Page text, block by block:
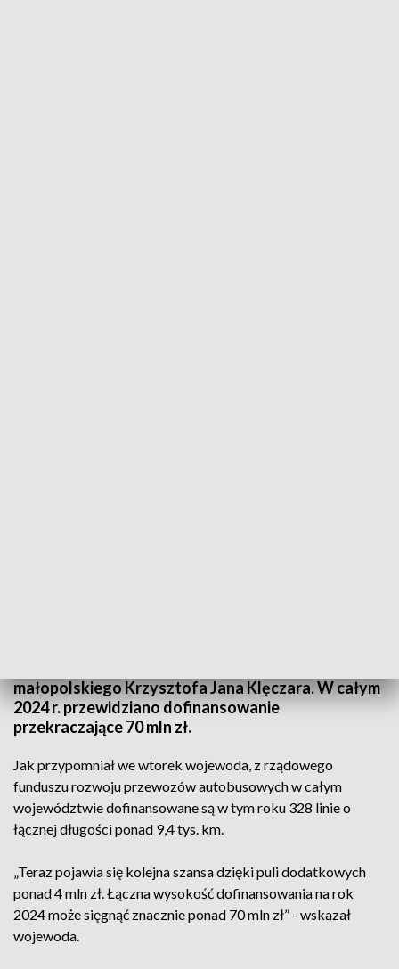
małopolskiego Krzysztofa Jana Klęczara. W całym
2024 r. przewidziano dofinansowanie
przekraczające 70 mln zł.
Jak przypomniał we wtorek wojewoda, z rządowego
funduszu rozwoju przewozów autobusowych w całym
województwie dofinansowane są w tym roku 328 linie o
łącznej długości ponad 9,4 tys. km.
„Teraz pojawia się kolejna szansa dzięki puli dodatkowych
ponad 4 mln zł. Łączna wysokość dofinansowania na rok
2024 może sięgnąć znacznie ponad 70 mln zł” - wskazał
wojewoda.